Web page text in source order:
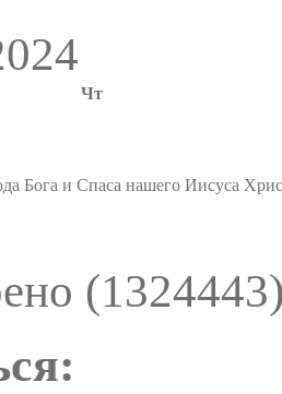
Чт
Бога и Спаса нашего Иисуса